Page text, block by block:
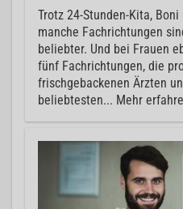
Trotz 24-Stunden-Kita,
manche Fachrichtungen
beliebter. Und bei Frauen
fünf Fachrichtungen, die
frischgebackenen Ärzten
beliebtesten... Mehr